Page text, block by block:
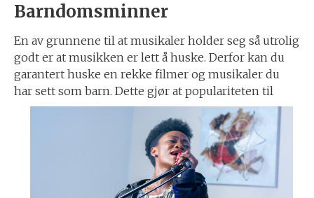
Barndomsminner
En av grunnene til at musikaler holder seg så utrolig
godt er at musikken er lett å huske. Derfor kan du
garantert huske en rekke filmer og musikaler du
har sett som barn. Dette gjør at populariteten til